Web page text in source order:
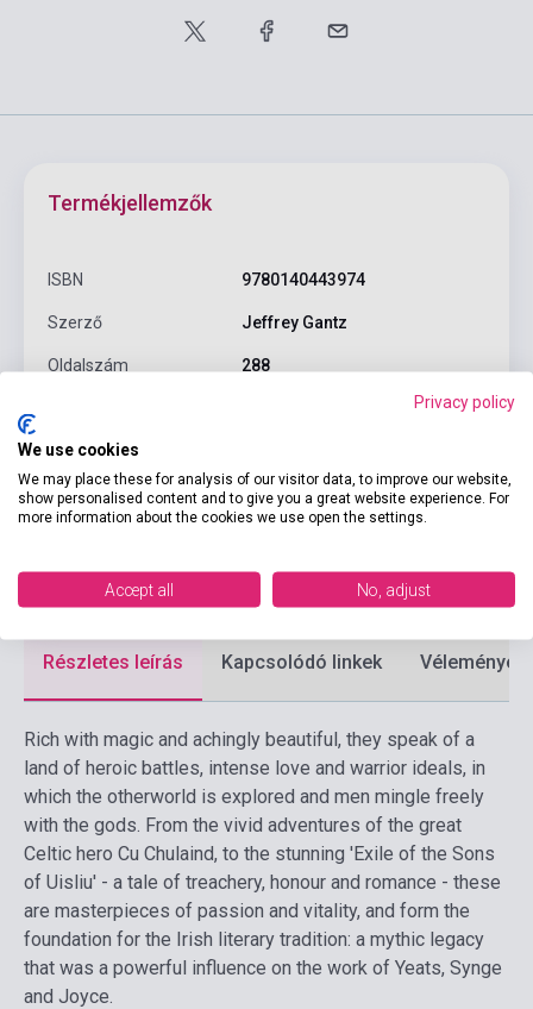
Termékjellemzők
ISBN 9780140443974
Szerző Jeffrey Gantz
Oldalszám 288
Kiadó
Kiadási év 1981
Angol
Részletes leírás Kapcsolódó linkek Vélemények
Rich with magic and achingly beautiful, they speak of a
land of heroic battles, intense love and warrior ideals, in
which the otherworld is explored and men mingle freely
with the gods. From the vivid adventures of the great
Celtic hero Cu Chulaind, to the stunning 'Exile of the Sons
of Uisliu' - a tale of treachery, honour and romance - these
are masterpieces of passion and vitality, and form the
foundation for the Irish literary tradition: a mythic legacy
that was a powerful influence on the work of Yeats, Synge
and Joyce.
Privacy policy
We use cookies
We may place these for analysis of our visitor data, to improve our website,
show personalised content and to give you a great website experience. For
more information about the cookies we use open the settings.
Accept all No, adjust